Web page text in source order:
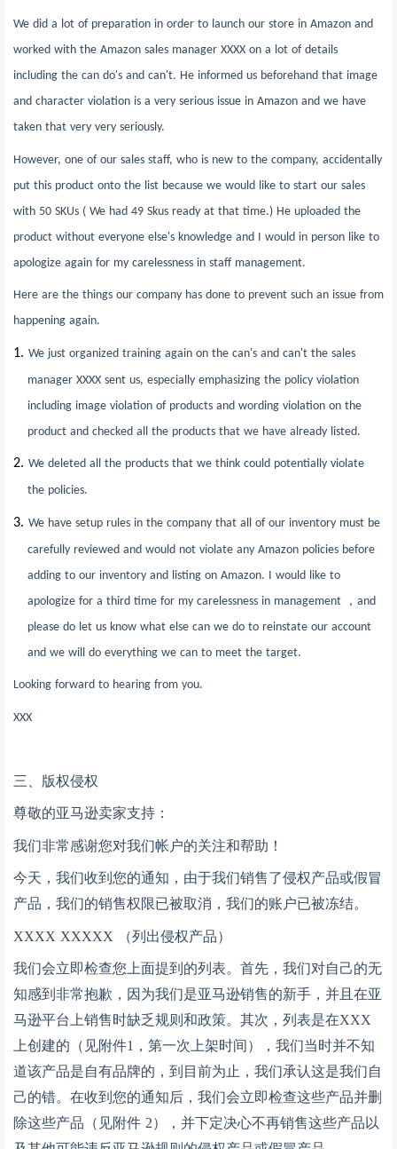
We did a lot of preparation in order to launch our store in Amazon and
worked with the Amazon sales manager XXXX on a lot of details
including the can do's and can't. He informed us beforehand that image
and character violation is a very serious issue in Amazon and we have
taken that very very seriously.
However, one of our sales staff, who is new to the company, accidentally
put this product onto the list because we would like to start our sales
with 50 SKUs ( We had 49 Skus ready at that time.) He uploaded the
product without everyone else's knowledge and I would in person like to
apologize again for my carelessness in staff management.
Here are the things our company has done to prevent such an issue from
happening again.
1. We just organized training again on the can's and can't the sales
manager XXXX sent us, especially emphasizing the policy violation
including image violation of products and wording violation on the
product and checked all the products that we have already listed.
2. We deleted all the products that we think could potentially violate
the policies.
3. We have setup rules in the company that all of our inventory must be
carefully reviewed and would not violate any Amazon policies before
adding to our inventory and listing on Amazon. I would like to
apologize for a third time for my carelessness in management
， and
please do let us know what else can we do to reinstate our account
and we will do everything we can to meet the target.
Looking forward to hearing from you.
XXX
三、 版权侵权
尊敬的亚马逊卖家支持：
我们非常感谢您对我们帐户的关注和帮助！
今天，我们收到您的通知，由于我们销售了侵权产品或假冒
产品，我们的销售权限已被取消，我们的账户已被冻结。
XXXX XXXXX （列出侵权产品）
我们会立即检查您上面提到的列表。首先，我们对自己的无
知感到非常抱歉，因为我们是亚马逊销售的新手，并且在亚
马逊平台上销售时缺乏规则和政策。其次，列表是在XXX
上创建的（见附件1，第一次上架时间），我们当时并不知
道该产品是自有品牌的，到目前为止，我们承认这是我们自
己的错。在收到您的通知后，我们会立即检查这些产品并删
除这些产品（见附件 2），并下定决心不再销售这些产品以